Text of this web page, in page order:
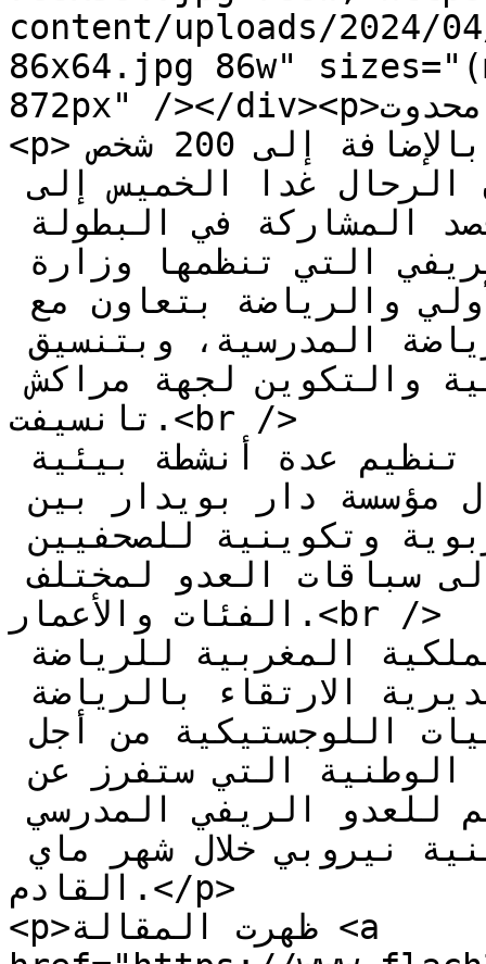
content/uploads/2024/04/
86x64.jpg 86w"
872px" /></div><p>فلاش 24: حميد محدوت</p>
<p>أزيد من 600 تلميذ وتلميذة بالإضافة إلى 200 شخص
من المؤطرين والمنظمين سيشدون الرحال غدا الخميس إلى
مع الأكاديمية الجهوية للتربية والتكوين لجهة مراكش
تانسيفت.<br />
وترفيهية وتضامنية مع أطفال مؤسسة دار بويدار بين
جبال الأطلس الكبير، وورشات تربوية وتكوينية للصحفيين
الناشئين، بالإضافة طبعا إلى سباقات العدو لمختلف
الفئات والأعمار.<br />
إنجاح هذه التظاهرة الرياضية الوطنية التي ستفرز عن
المتأهلين إلى بطولة العالم للعدو الريفي المدرسي
القادم.</p>
<p>ظهرت المقالة <a